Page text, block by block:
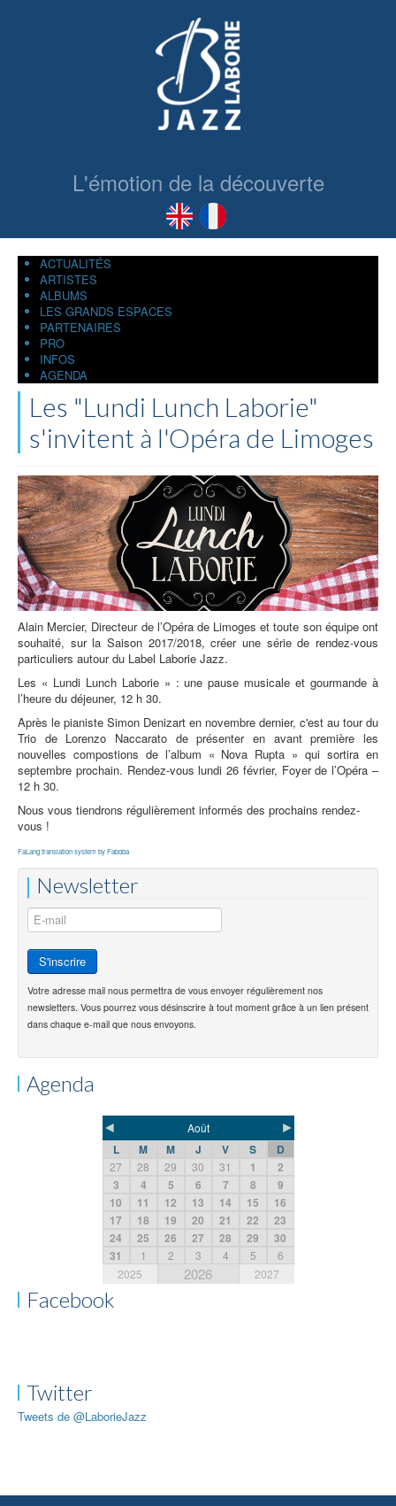
L'émotion de la découverte
ACTUALITÉS
ARTISTES
ALBUMS
LES GRANDS ESPACES
PARTENAIRES
PRO
INFOS
AGENDA
Les "Lundi Lunch Laborie"
s'invitent à l'Opéra de Limoges
Alain Mercier, Directeur de l’Opéra de Limoges et toute son équipe ont
souhaité, sur la Saison 2017/2018, créer une série de rendez-vous
particuliers autour du Label Laborie Jazz.
Les « Lundi Lunch Laborie » : une pause musicale et gourmande à
l’heure du déjeuner, 12 h 30.
Après le pianiste Simon Denizart en novembre dernier, c'est au tour du
Trio de Lorenzo Naccarato de présenter en avant première les
nouvelles compostions de l’album « Nova Rupta » qui sortira en
septembre prochain. Rendez-vous lundi 26 février, Foyer de l’Opéra –
12 h 30.
Nous vous tiendrons régulièrement informés des prochains rendez-
vous !
FaLang translation system by Faboba
Newsletter
Votre adresse mail nous permettra de vous envoyer régulièrement nos
newsletters. Vous pourrez vous désinscrire à tout moment grâce à un lien présent
dans chaque e-mail que nous envoyons.
Agenda
◄ Août ►
L M M J V S D
27 28 29 30 31 1
2
3
4 5 6 7 8
9
10
11 12 13 14 15
16
17
18 19 20 21 22
23
24
25 26 27 28 29
30
31
1 2 3 4 5
6
2025
2026 2027
Facebook
Twitter
Tweets de @LaborieJazz